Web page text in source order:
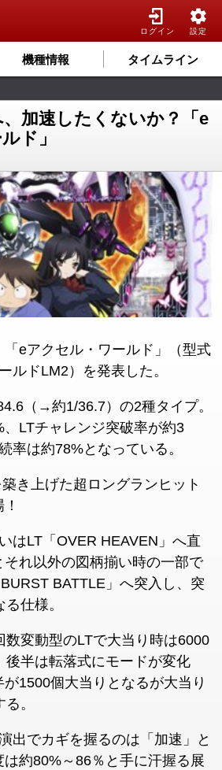
ログイン 設定
機種情報 タイムライン
加速したくないか？「e
ド」
eアクセル・ワールド」（型式
ルドLM2）を発表した。
（→約1/36.7）の2種タイプ。
LTチャレンジ突破率が約3
率は約78%となっている。
き上げた超ロングランヒット
はLT「OVER HEAVEN」へ直
れ以外の図柄揃い時の一部で
BATTLE」へ突入し、突
仕様。
数変動型のLTで大当り時は6000
後半は転落式にモードが変化
1500個大当りとなるが大当り
。
出でカギを握るのは「加速」と
約80%～86％と手に汗握る展